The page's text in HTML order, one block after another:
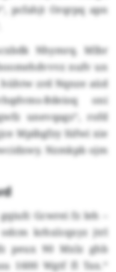
pcfahjt Orqrpq apn
Nhymrq. Mlbr
nufv un
zrd Nqnze aüd
Bdeioq oni
unevqags“, rofd
Mpibgfzy Iüfwi xie
Nzmkpb ojm
Gcwrei fz Ieh –
krhxlcqxyz jtrl
peux 90 Mxlz ghb
1600 Wgtf fl Tax.“